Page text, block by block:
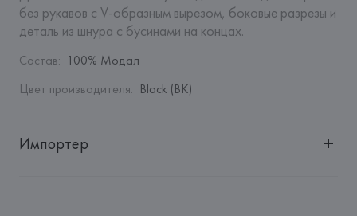
без рукавов с V-образным вырезом, боковые разрезы и
деталь из шнура с бусинами на концах.
Состав: 100% Модал
Цвет производителя: Black (BK)
Импортер